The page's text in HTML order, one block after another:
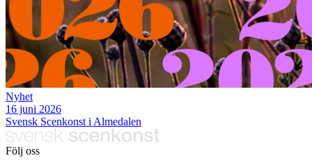
Nyhet
16 juni 2026
Svensk Scenkonst i Almedalen
Följ oss